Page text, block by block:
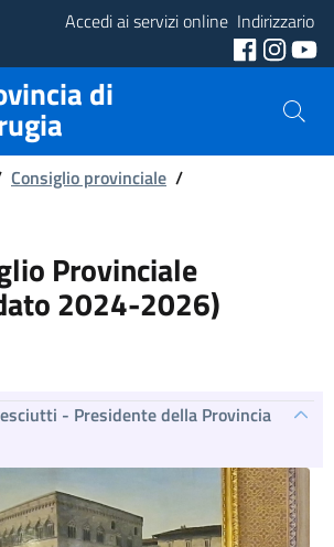
Accedi ai servizi online Indirizzario
di
Consiglio provinciale /
Provinciale
2024-2026)
- Presidente della Provincia